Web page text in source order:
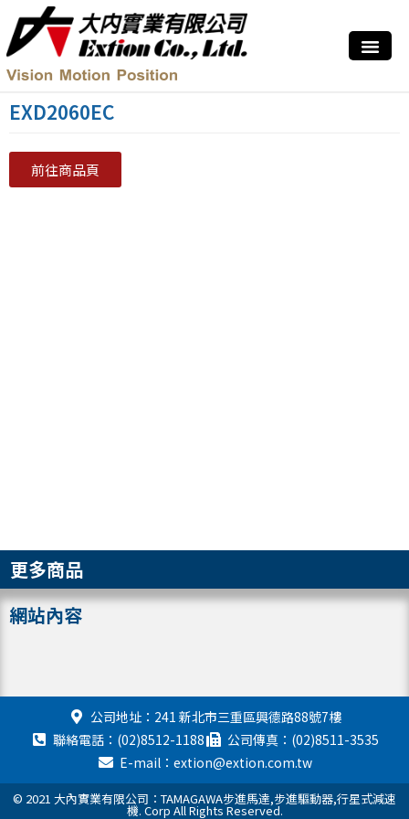
EXD2060EC
前往商品頁
更多商品
網站內容
公司地址：241 新北市三重區興德路88號7樓
聯絡電話：(02)8512-1188
公司傳真：(02)8511-3535
E-mail：extion@extion.com.tw
© 2021 大內實業有限公司：TAMAGAWA步進馬達,步進驅動器,行星式減速
機. Corp All Rights Reserved.